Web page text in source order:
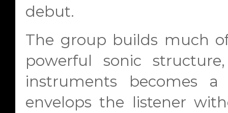
debut.
The group builds much
powerful sonic
instruments becomes
envelops the listener